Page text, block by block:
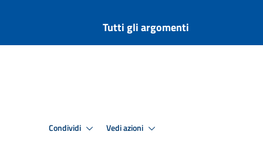
Tutti gli argomenti
Condividi Vedi azioni